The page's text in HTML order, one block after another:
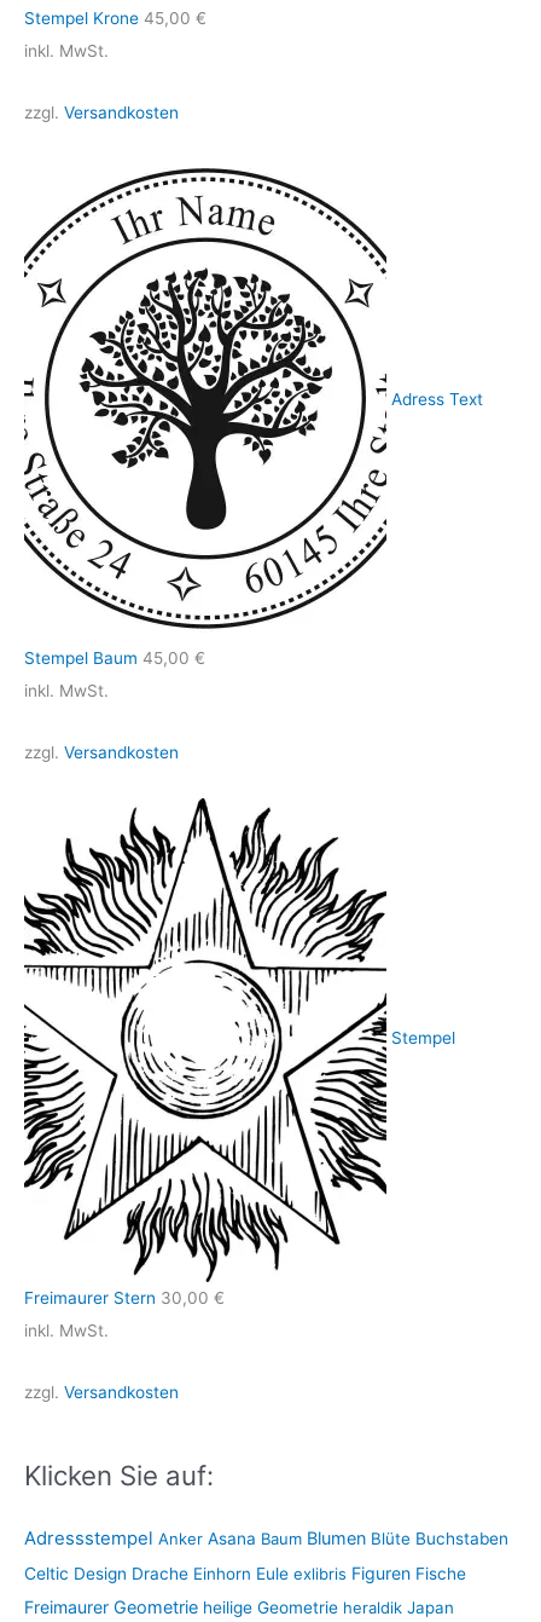
Stempel Krone 45,00 €
inkl. MwSt.
zzgl. Versandkosten
Adress Text
Stempel Baum 45,00 €
inkl. MwSt.
zzgl. Versandkosten
Stempel
Freimaurer Stern 30,00 €
inkl. MwSt.
zzgl. Versandkosten
Klicken Sie auf:
Adressstempel Anker Asana Baum Blumen Blüte Buchstaben
Celtic Design Drache Einhorn Eule exlibris Figuren Fische
Freimaurer Geometrie heilige Geometrie heraldik Japan